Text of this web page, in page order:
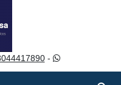
-